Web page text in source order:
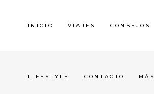
INICIO VIAJES CONSEJOS
LIFESTYLE CONTACTO MÁS